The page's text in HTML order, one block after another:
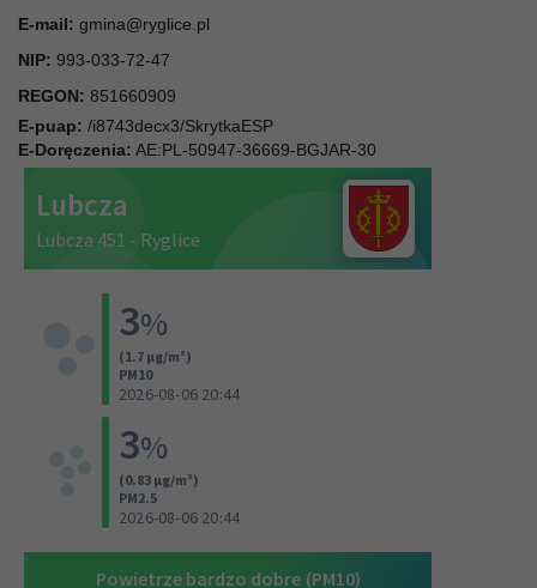
E-mail: gmina@ryglice.pl
NIP: 993-033-72-47
REGON: 851660909
E-puap: /i8743decx3/SkrytkaESP
E-Doręczenia: AE:PL-50947-36669-BGJAR-30